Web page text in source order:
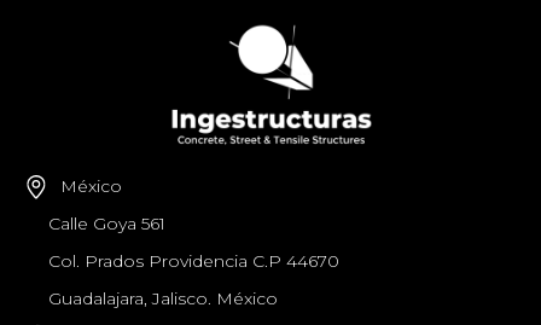
México
Calle Goya 561
Col. Prados Providencia C.P 44670
Guadalajara, Jalisco. México